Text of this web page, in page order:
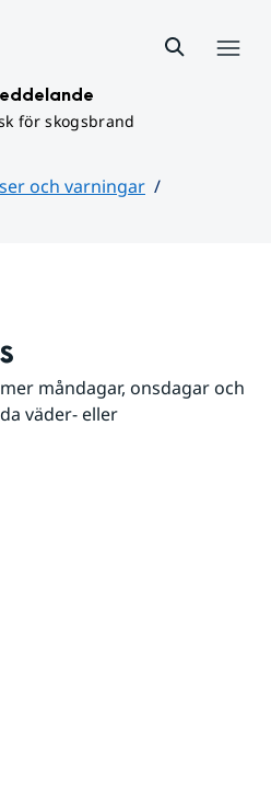
för skogsbrand
och varningar
måndagar, onsdagar och
väder- eller